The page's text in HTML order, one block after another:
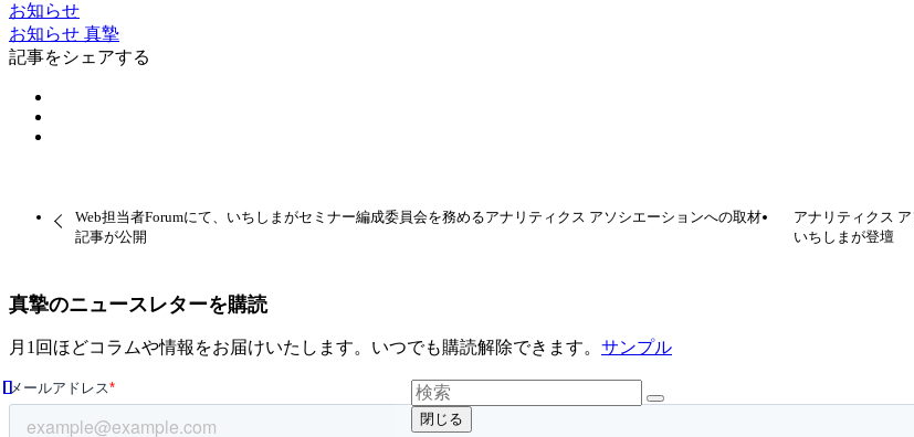
お知らせ
お知らせ 真摯
記事をシェアする
Web担当者Forumにて、いちしまがセミナー編成委員会を務めるアナリティクス アソシエーションへの取材
記事が公開
アナリティクス
いちしまが登壇
真摯のニュースレターを購読
月1回ほどコラムや情報をお届けいたします。いつでも購読解除できます。 サンプル
閉じる